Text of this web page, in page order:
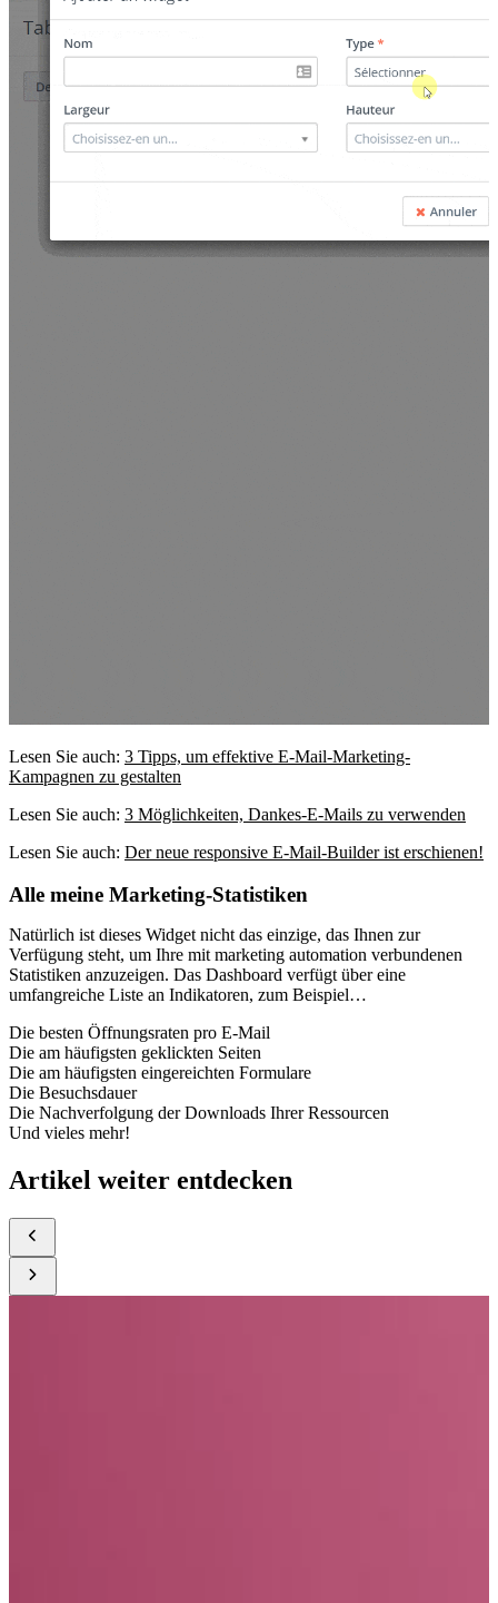
Lesen Sie auch: 3 Tipps, um effektive E-Mail-Marketing-
Kampagnen zu gestalten
Lesen Sie auch: 3 Möglichkeiten, Dankes-E-Mails zu verwenden
Lesen Sie auch: Der neue responsive E-Mail-Builder ist erschienen!
Alle meine Marketing-Statistiken
Natürlich ist dieses Widget nicht das einzige, das Ihnen zur
Verfügung steht, um Ihre mit marketing automation verbundenen
Statistiken anzuzeigen. Das Dashboard verfügt über eine
umfangreiche Liste an Indikatoren, zum Beispiel…
Die besten Öffnungsraten pro E-Mail
Die am häufigsten geklickten Seiten
Die am häufigsten eingereichten Formulare
Die Besuchsdauer
Die Nachverfolgung der Downloads Ihrer Ressourcen
Und vieles mehr!
Artikel weiter entdecken